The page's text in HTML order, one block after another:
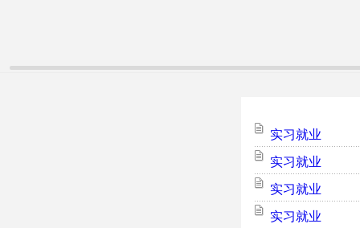
实习就业
实习就业
实习就业
实习就业